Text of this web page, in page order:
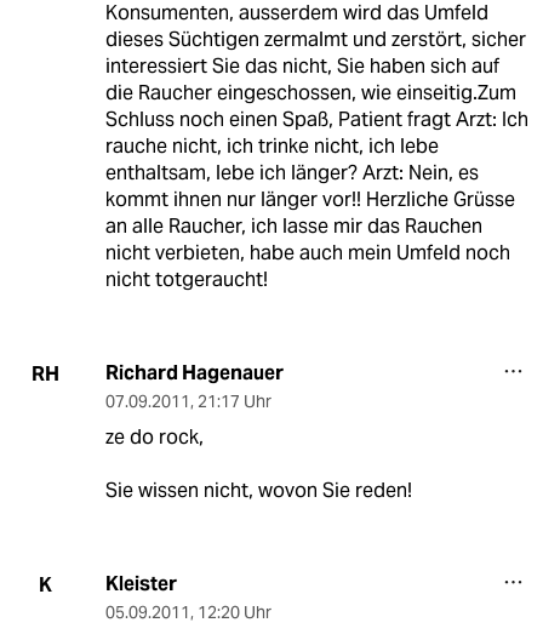
Konsumenten, ausserdem wird das Umfeld
dieses Süchtigen zermalmt und zerstört, sicher
interessiert Sie das nicht, Sie haben sich auf
die Raucher eingeschossen, wie einseitig.Zum
Schluss noch einen Spaß, Patient fragt Arzt: Ich
rauche nicht, ich trinke nicht, ich lebe
enthaltsam, lebe ich länger? Arzt: Nein, es
kommt ihnen nur länger vor!! Herzliche Grüsse
an alle Raucher, ich lasse mir das Rauchen
nicht verbieten, habe auch mein Umfeld noch
nicht totgeraucht!
RH Richard Hagenauer
07.09.2011, 21:17 Uhr
ze do rock,
Sie wissen nicht, wovon Sie reden!
K Kleister
05.09.2011, 12:20 Uhr